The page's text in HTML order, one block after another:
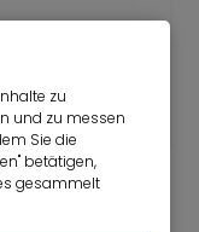
€/Monat
zu
und zu messen
Sie die
betätigen,
gesammelt